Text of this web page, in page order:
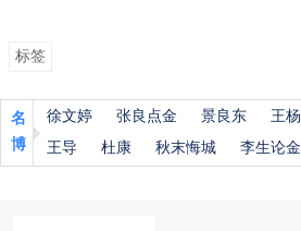
标签
名
博
徐文婷 张良点金 景良东 王杨
王导
杜康 秋末悔城 李生论金